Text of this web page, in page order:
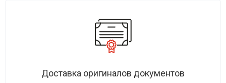
Доставка оригиналов документов